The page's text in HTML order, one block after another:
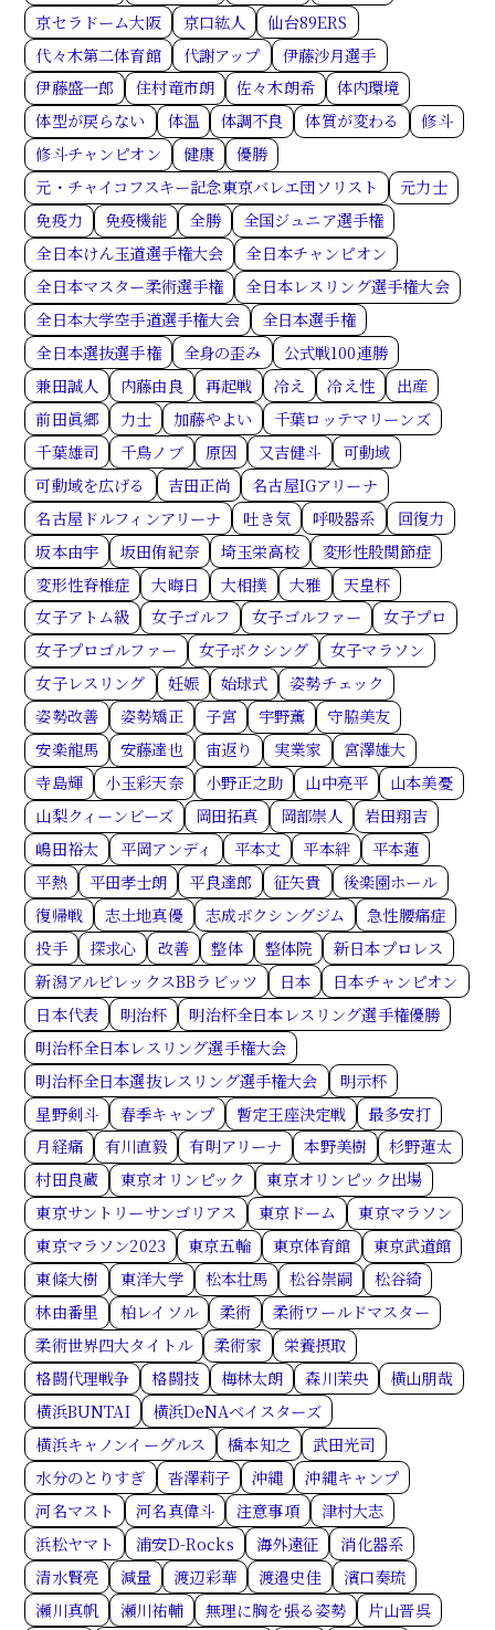
京セラドーム大阪 京口紘人
仙台89ERS
代々木第二体育館
代謝アップ
伊藤沙月選手
伊藤盛一郎
住村竜市朗 佐々木朗希
体内環境
体型が戻らない
体温 体調不良 体質が変わる
修斗
修斗チャンピオン
健康
優勝
元・チャイコフスキー記念東京バレエ団ソリスト
元力士
免疫力
免疫機能 全勝
全国ジュニア選手権
全日本けん玉道選手権大会
全日本チャンピオン
全日本マスター柔術選手権
全日本レスリング選手権大会
全日本大学空手道選手権大会
全日本選手権
全日本選抜選手権
全身の歪み
公式戦100連勝
兼田誠人
内藤由良 再起戦 冷え 冷え性
出産
前田眞郷
力士 加藤やよい
千葉ロッテマリーンズ
千葉雄司
千鳥ノブ 原因 又吉健斗
可動域
可動域を広げる
吉田正尚
名古屋IGアリーナ
名古屋ドルフィンアリーナ
吐き気 呼吸器系
回復力
坂本由宇
坂田侑紀奈 埼玉栄高校
変形性股関節症
変形性脊椎症
大晦日 大相撲 大雅
天皇杯
女子アトム級
女子ゴルフ 女子ゴルファー
女子プロ
女子プロゴルファー
女子ボクシング
女子マラソン
女子レスリング
妊娠 始球式
姿勢チェック
姿勢改善
姿勢矯正 子宮 宇野薫
守脇美友
安楽龍馬
安藤達也 宙返り 実業家
宮澤雄大
寺島輝
小玉彩天奈 小野正之助 山中亮平
山本美憂
山梨クィーンビーズ
岡田拓真 岡部崇人
岩田翔吉
嶋田裕太
平岡アンディ 平本丈 平本絆
平本蓮
平熱
平田孝士朗 平良達郎 征矢貴
後楽園ホール
復帰戦
志土地真優 志成ボクシングジム
急性腰痛症
投手
探求心 改善 整体 整体院
新日本プロレス
新潟アルビレックスBBラビッツ
日本
日本チャンピオン
日本代表
明治杯
明治杯全日本レスリング選手権優勝
明治杯全日本レスリング選手権大会
明治杯全日本選抜レスリング選手権大会
明示杯
星野剣斗
春季キャンプ 暫定王座決定戦
最多安打
月経痛
有川直毅 有明アリーナ 本野美樹
杉野蓮太
村田良蔵
東京オリンピック
東京オリンピック出場
東京サントリーサンゴリアス
東京ドーム
東京マラソン
東京マラソン2023
東京五輪 東京体育館
東京武道館
東條大樹
東洋大学 松本壮馬 松谷崇嗣
松谷綺
林由番里
柏レイソル 柔術
柔術ワールドマスター
柔術世界四大タイトル
柔術家
栄養摂取
格闘代理戦争
格闘技 梅林太朗 森川茉央
横山朋哉
横浜BUNTAI
横浜DeNAベイスターズ
横浜キャノンイーグルス
橋本知之
武田光司
水分のとりすぎ
沓澤莉子 沖縄
沖縄キャンプ
河名マスト
河名真偉斗 注意事項
津村大志
浜松ヤマト
浦安D-Rocks 海外遠征
消化器系
清水賢亮
減量 渡辺彩華 渡邉史佳
濱口奏琉
瀬川真帆
瀬川祐輔 無理に胸を張る姿勢
片山晋呉